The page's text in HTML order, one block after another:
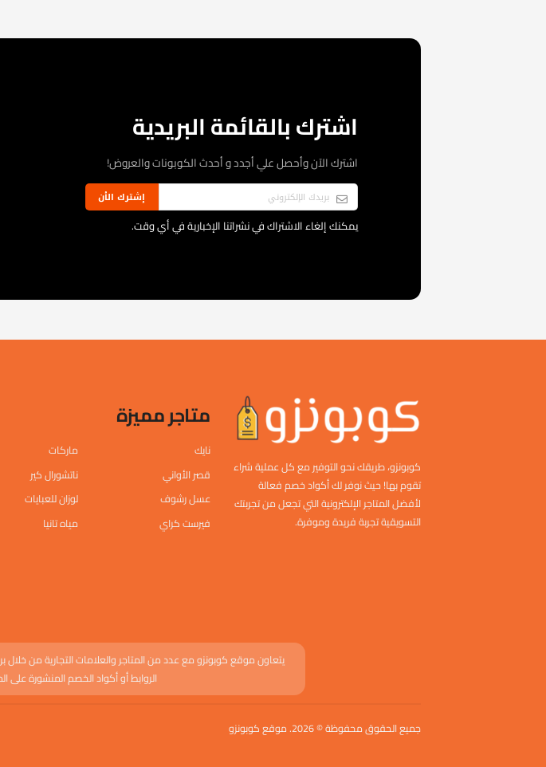
اشترك بالقائمة البريدية
اشترك الآن وأحصل علي أجدد و أحدث الكوبونات والعروض!
إشترك الأن
يمكنك إلغاء الاشتراك في نشراتنا الإخبارية في أي وقت.
كوبونزو، طريقك نحو التوفير مع كل عملية شراء
تقوم بها! حيث نوفر لك أكواد خصم فعالة
لأفضل المتاجر الإلكترونية التي تجعل من تجربتك
التسويقية تجربة فريدة وموفرة.
متاجر مميزة
نايك ماركات
قصر الأواني
ناتشورال كير
عسل رشوف
لوزان للعبايات
فيرست كراي
مياه تانيا
يتعاون موقع كوبونزو مع عدد من المتاجر والعلامات التجارية من
الروابط أو أكواد الخصم المنشورة
جميع الحقوق محفوظة © 2026. موقع كوبونزو